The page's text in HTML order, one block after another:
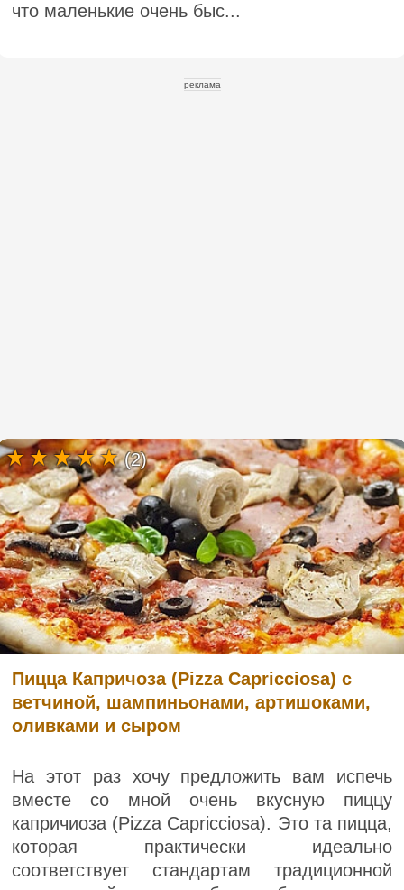
что маленькие очень быс...
реклама
Пицца Капричоза (Pizza Capricciosa) с
ветчиной, шампиньонами, артишоками,
оливками и сыром
На этот раз хочу предложить вам испечь
вместе со мной очень вкусную пиццу
капричиоза (Pizza Capricciosa). Это та пицца,
которая практически идеально
соответствует стандартам традиционной
(2)